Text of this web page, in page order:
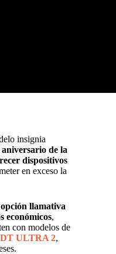
insignia
de la
dispositivos
en exceso la
opción llamativa
económicos,
con modelos de
ULTRA 2,